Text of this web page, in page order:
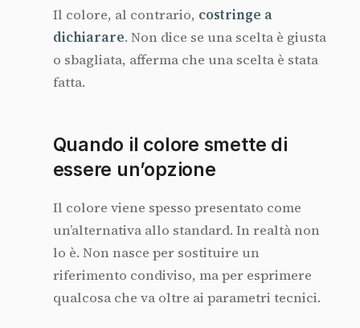
Il colore, al contrario, costringe a
dichiarare. Non dice se una scelta è giusta
o sbagliata, afferma che una scelta è stata
fatta.
Quando il colore smette di
essere un’opzione
Il colore viene spesso presentato come
un’alternativa allo standard. In realtà non
lo è. Non nasce per sostituire un
riferimento condiviso, ma per esprimere
qualcosa che va oltre ai parametri tecnici.